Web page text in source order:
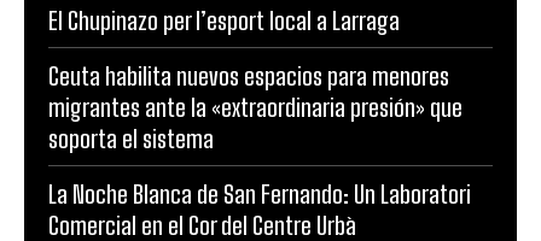
El Chupinazo per l’esport local a Larraga
Ceuta habilita nuevos espacios para menores
migrantes ante la «extraordinaria presión» que
soporta el sistema
La Noche Blanca de San Fernando: Un Laboratori
Comercial en el Cor del Centre Urbà